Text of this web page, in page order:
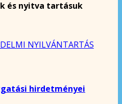
és nyitva tartásuk
NYILVÁNTARTÁS
hirdetményei